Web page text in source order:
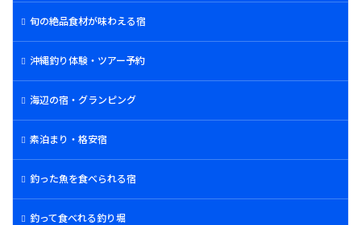
旬の絶品食材が味わえる宿
沖縄釣り体験・ツアー予約
海辺の宿・グランピング
素泊まり・格安宿
釣った魚を食べられる宿
釣って食べれる釣り堀